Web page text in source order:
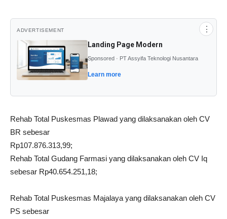
ADVERTISEMENT ⋮
Landing Page Modern
Sponsored · PT Assyifa Teknologi Nusantara
Learn more
Rehab Total Puskesmas Plawad yang dilaksanakan oleh CV
BR sebesar
Rp107.876.313,99;
Rehab Total Gudang Farmasi yang dilaksanakan oleh CV Iq
sebesar Rp40.654.251,18;
Rehab Total Puskesmas Majalaya yang dilaksanakan oleh CV
PS sebesar